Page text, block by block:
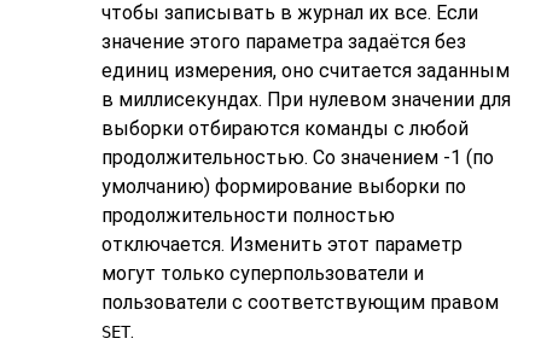
чтобы записывать в журнал их все. Если
значение этого параметра задаётся без
единиц измерения, оно считается заданным
в миллисекундах. При нулевом значении для
выборки отбираются команды с любой
продолжительностью. Со значением -1 (по
умолчанию) формирование выборки по
продолжительности полностью
отключается. Изменить этот параметр
могут только суперпользователи и
пользователи с соответствующим правом
SET.